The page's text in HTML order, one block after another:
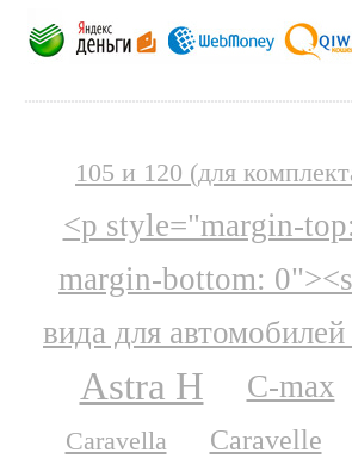
105 и 120 (для
<p style="margin-
margin-bottom:
вида для
Astra H C-max
Caravella Caravelle